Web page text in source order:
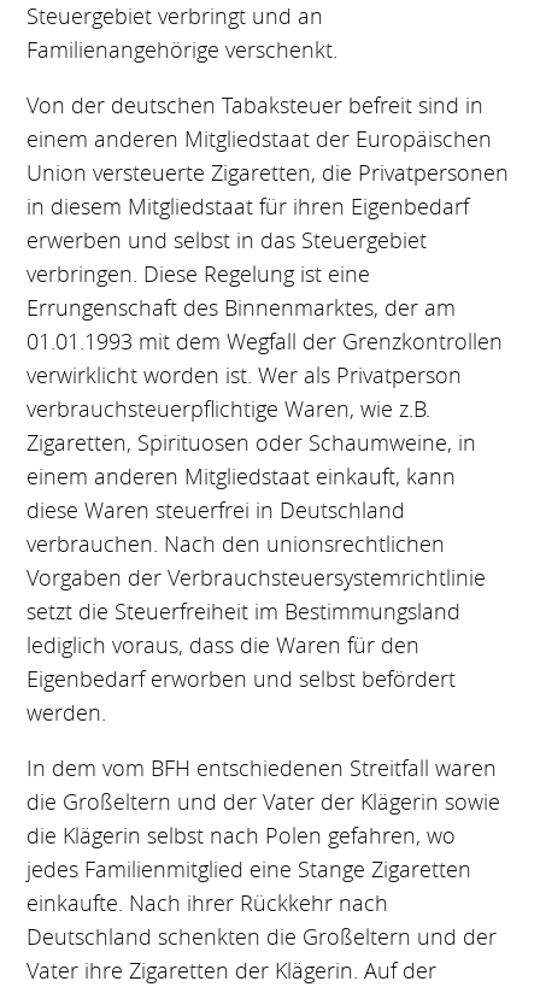
Steuergebiet verbringt und an
Familienangehörige verschenkt.
Von der deutschen Tabaksteuer befreit sind in
einem anderen Mitgliedstaat der Europäischen
Union versteuerte Zigaretten, die Privatpersonen
in diesem Mitgliedstaat für ihren Eigenbedarf
erwerben und selbst in das Steuergebiet
verbringen. Diese Regelung ist eine
Errungenschaft des Binnenmarktes, der am
01.01.1993 mit dem Wegfall der Grenzkontrollen
verwirklicht worden ist. Wer als Privatperson
verbrauchsteuerpflichtige Waren, wie z.B.
Zigaretten, Spirituosen oder Schaumweine, in
einem anderen Mitgliedstaat einkauft, kann
diese Waren steuerfrei in Deutschland
verbrauchen. Nach den unionsrechtlichen
Vorgaben der Verbrauchsteuersystemrichtlinie
setzt die Steuerfreiheit im Bestimmungsland
lediglich voraus, dass die Waren für den
Eigenbedarf erworben und selbst befördert
werden.
In dem vom BFH entschiedenen Streitfall waren
die Großeltern und der Vater der Klägerin sowie
die Klägerin selbst nach Polen gefahren, wo
jedes Familienmitglied eine Stange Zigaretten
einkaufte. Nach ihrer Rückkehr nach
Deutschland schenkten die Großeltern und der
Vater ihre Zigaretten der Klägerin. Auf der